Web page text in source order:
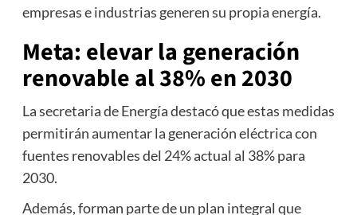
empresas e industrias generen su propia energía.
Meta: elevar la generación
renovable al 38% en 2030
La secretaria de Energía destacó que estas medidas
permitirán aumentar la generación eléctrica con
fuentes renovables del 24% actual al 38% para
2030.
Además, forman parte de un plan integral que